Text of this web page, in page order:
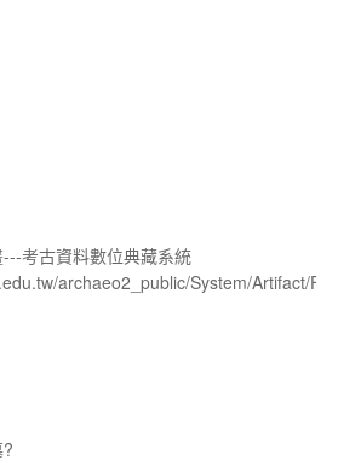
考古資料數位典藏系統
archaeo2_public/System/Artifact/